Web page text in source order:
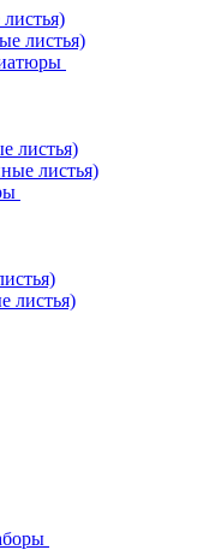
листья)
листья)
листья)
листья)